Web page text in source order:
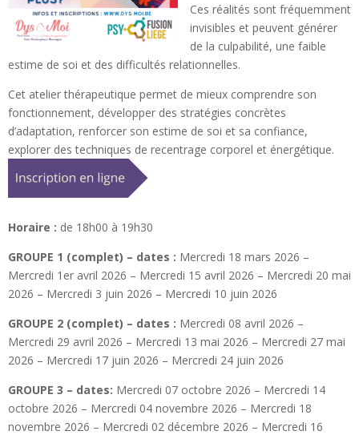
Ces réalités sont fréquemment
invisibles et peuvent générer
de la culpabilité, une faible
estime de soi et des difficultés relationnelles.
Cet atelier thérapeutique permet de mieux comprendre son
fonctionnement, développer des stratégies concrètes
d’adaptation, renforcer son estime de soi et sa confiance,
explorer des techniques de recentrage corporel et énergétique.
Horaire : de 18h00 à 19h30
GROUPE 1 (complet) – dates : Mercredi 18 mars 2026 –
Mercredi 1er avril 2026 – Mercredi 15 avril 2026 – Mercredi 20 mai
2026 – Mercredi 3 juin 2026 – Mercredi 10 juin 2026
GROUPE 2 (complet) – dates : Mercredi 08 avril 2026 –
Mercredi 29 avril 2026 – Mercredi 13 mai 2026 – Mercredi 27 mai
2026 – Mercredi 17 juin 2026 – Mercredi 24 juin 2026
GROUPE 3 – dates: Mercredi 07 octobre 2026 – Mercredi 14
octobre 2026 – Mercredi 04 novembre 2026 – Mercredi 18
novembre 2026 – Mercredi 02 décembre 2026 – Mercredi 16